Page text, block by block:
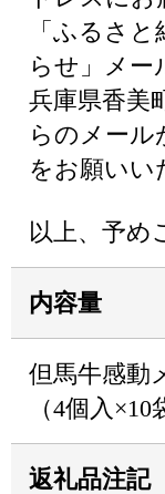
「ふるさ
らせ」メー
兵庫県香美
らのメール
をお願いい
以上、予め
内容量
但馬牛感動
（4個入×10
返礼品注記